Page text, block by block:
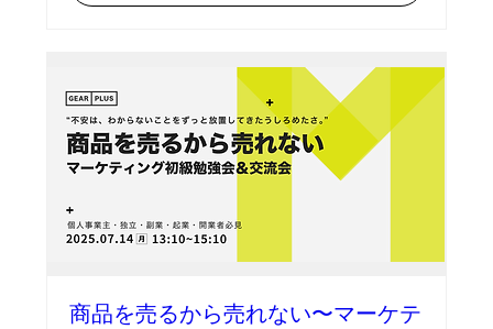
商品を売るから売れない〜マーケテ